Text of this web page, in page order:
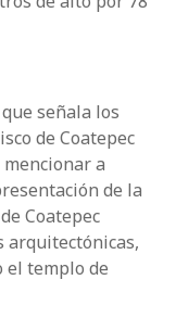
señala los
de Coatepec
a
de la
Coatepec
arquitectónicas,
el templo de